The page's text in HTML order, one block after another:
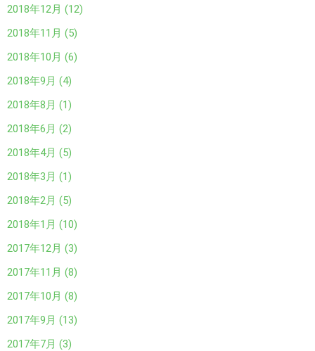
2018年12月 (12)
2018年11月 (5)
2018年10月 (6)
2018年9月 (4)
2018年8月 (1)
2018年6月 (2)
2018年4月 (5)
2018年3月 (1)
2018年2月 (5)
2018年1月 (10)
2017年12月 (3)
2017年11月 (8)
2017年10月 (8)
2017年9月 (13)
2017年7月 (3)